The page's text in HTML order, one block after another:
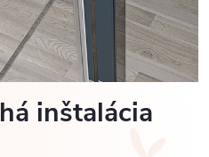
inštalácia